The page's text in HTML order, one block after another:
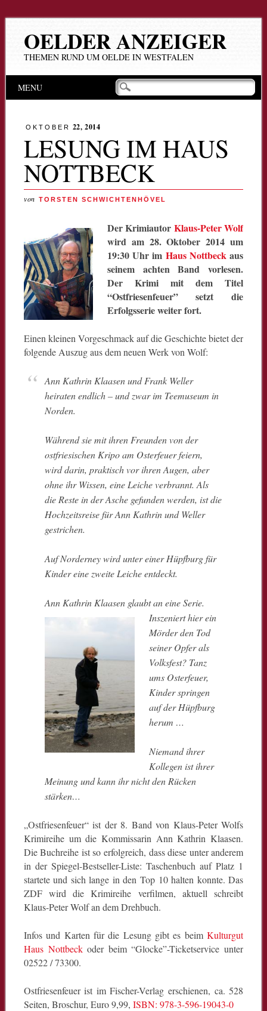
OELDER ANZEIGER
THEMEN RUND UM OELDE IN WESTFALEN
Hauptmenü
Inhalt
MENU
OKTOBER 22, 2014
LESUNG IM HAUS
NOTTBECK
von TORSTEN SCHWICHTENHÖVEL
Der Krimiautor Klaus-Peter Wolf
wird am 28. Oktober 2014 um
19:30 Uhr im Haus Nottbeckaus
seinem achten Band vorlesen.
Der Krimi mit dem Titel
“Ostfriesenfeuer” setzt die
Erfolgsserie weiter fort.
Einen kleinen Vorgeschmack auf die Geschichte bietet der
folgende Auszug aus dem neuen Werk von Wolf:
Ann Kathrin Klaasen und Frank Weller
heiraten endlich – und zwar im Teemuseum in
Norden.
Während sie mit ihren Freunden von der
ostfriesischen Kripo am Osterfeuer feiern,
wird darin, praktisch vor ihren Augen, aber
ohne ihr Wissen, eine Leiche verbrannt. Als
die Reste in der Asche gefunden werden, ist die
Hochzeitsreise für Ann Kathrin und Weller
gestrichen.
Auf Norderney wird unter einer Hüpfburg für
Kinder eine zweite Leiche entdeckt.
Ann Kathrin Klaasen glaubt an eine Serie.
Inszeniert hier ein
Mörder den Tod
seiner Opfer als
Volksfest? Tanz
ums Osterfeuer,
Kinder springen
auf der Hüpfburg
herum …
Niemand ihrer
Kollegen ist ihrer
Meinung und kann ihr nicht den Rücken
stärken…
„Ostfriesenfeuer“ ist der 8. Band von Klaus-Peter Wolfs
Krimireihe um die Kommissarin Ann Kathrin Klaasen.
Die Buchreihe ist so erfolgreich, dass diese unter anderem
in der Spiegel-Bestseller-Liste: Taschenbuch auf Platz 1
startete und sich lange in den Top 10 halten konnte. Das
ZDF wird die Krimireihe verfilmen, aktuell schreibt
Klaus-Peter Wolf an dem Drehbuch.
Infos und Karten für die Lesung gibt es beimKulturgut
Haus Nottbeckoder beim “Glocke”-Ticketservice unter
02522 / 73300.
Ostfriesenfeuer ist im Fischer-Verlag erschienen, ca. 528
Seiten, Broschur, Euro 9,99, ISBN: 978-3-596-19043-0